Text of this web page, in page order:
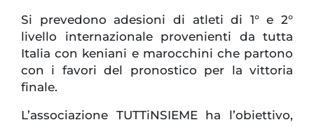
Si prevedono adesioni di atleti di 1° e 2°
livello internazionale provenienti da tutta
Italia con keniani e marocchini che partono
con i favori del pronostico per la vittoria
finale.
L’associazione TUTTiNSIEME ha l’obiettivo,